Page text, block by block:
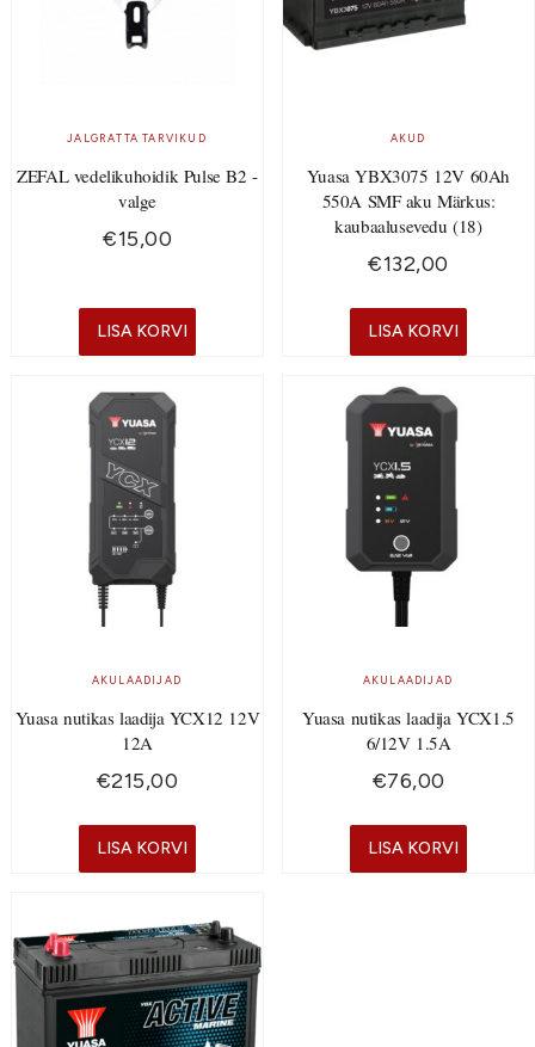
JALGRATTA TARVIKUD
ZEFAL vedelikuhoidik Pulse B2 -
valge
€15,00
LISA KORVI
AKUD
Yuasa YBX3075 12V 60Ah
550A SMF aku Märkus:
kaubaalusevedu (18)
€132,00
LISA KORVI
AKULAADIJAD
Yuasa nutikas laadija YCX12 12V
12A
€215,00
LISA KORVI
AKULAADIJAD
Yuasa nutikas laadija YCX1.5
6/12V 1.5A
€76,00
LISA KORVI